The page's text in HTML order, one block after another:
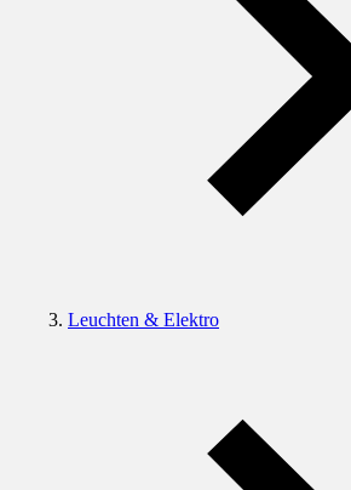
Leuchten & Elektro